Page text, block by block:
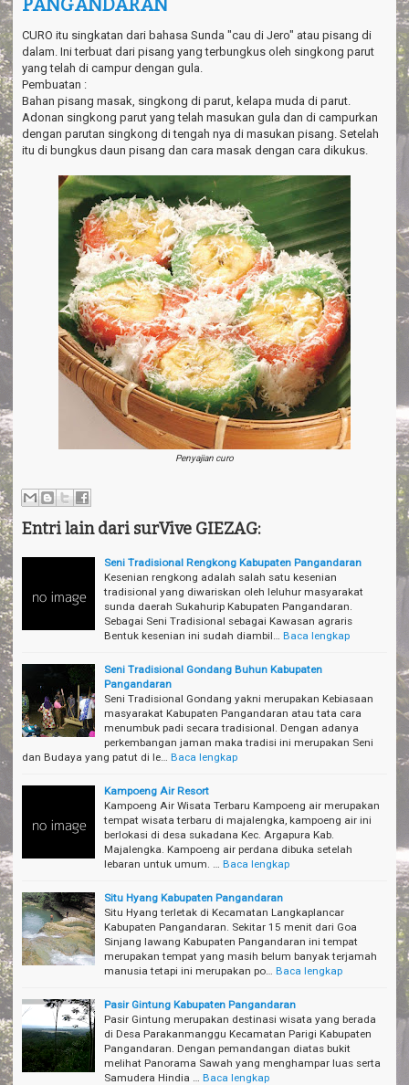
i
g
i
o
n
PANGANDARAN
CURO itu singkatan dari bahasa Sunda "cau di Jero" atau pisang di
dalam. Ini terbuat dari pisang yang terbungkus oleh singkong parut
yang telah di campur dengan gula.
Pembuatan :
Bahan pisang masak, singkong di parut, kelapa muda di parut.
Adonan singkong parut yang telah masukan gula dan di campurkan
dengan parutan singkong di tengah nya di masukan pisang. Setelah
itu di bungkus daun pisang dan cara masak dengan cara dikukus.
Penyajian curo
Entri lain dari surVive GIEZAG:
Seni Tradisional Rengkong Kabupaten Pangandaran
Kesenian rengkong adalah salah satu kesenian
tradisional yang diwariskan oleh leluhur masyarakat
sunda daerah Sukahurip Kabupaten Pangandaran.
Sebagai Seni Tradisional sebagai Kawasan agraris
Bentuk kesenian ini sudah diambil…
Baca lengkap
Seni Tradisional Gondang Buhun Kabupaten
Pangandaran
Seni Tradisional Gondang yakni merupakan Kebiasaan
masyarakat Kabupaten Pangandaran atau tata cara
menumbuk padi secara tradisional. Dengan adanya
perkembangan jaman maka tradisi ini merupakan Seni
dan Budaya yang patut di le…
Baca lengkap
Kampoeng Air Resort
Kampoeng Air Wisata Terbaru Kampoeng air merupakan
tempat wisata terbaru di majalengka, kampoeng air ini
berlokasi di desa sukadana Kec. Argapura Kab.
Majalengka. Kampoeng air perdana dibuka setelah
lebaran untuk umum. …
Baca lengkap
Situ Hyang Kabupaten Pangandaran
Situ Hyang terletak di Kecamatan Langkaplancar
Kabupaten Pangandaran. Sekitar 15 menit dari Goa
Sinjang lawang Kabupaten Pangandaran ini tempat
merupakan tempat yang masih belum banyak terjamah
manusia tetapi ini merupakan po…
Baca lengkap
Pasir Gintung Kabupaten Pangandaran
Pasir Gintung merupakan destinasi wisata yang berada
di Desa Parakanmanggu Kecamatan Parigi Kabupaten
Pangandaran. Dengan pemandangan diatas bukit
melihat Panorama Sawah yang menghampar luas serta
Samudera Hindia …
Baca lengkap